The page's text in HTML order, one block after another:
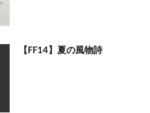
【FF14】夏の風物詩